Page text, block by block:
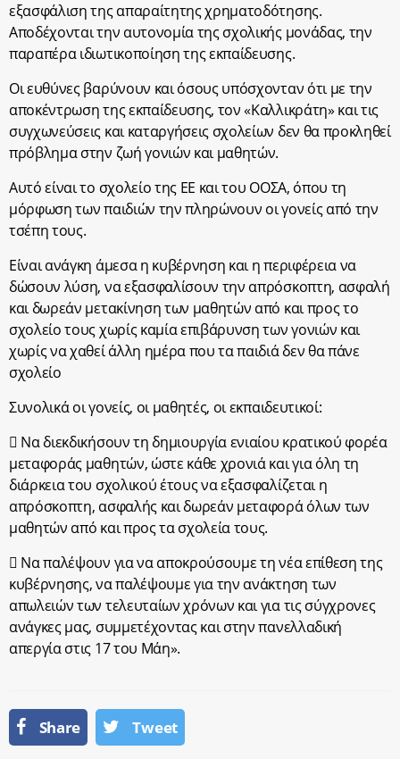
εξασφάλιση της απαραίτητης χρηματοδότησης.
Αποδέχονται την αυτονομία της σχολικής μονάδας, την
παραπέρα ιδιωτικοποίηση της εκπαίδευσης.
Οι ευθύνες βαρύνουν και όσους υπόσχονταν ότι με την
αποκέντρωση της εκπαίδευσης, τον «Καλλικράτη» και τις
συγχωνεύσεις και καταργήσεις σχολείων δεν θα προκληθεί
πρόβλημα στην ζωή γονιών και μαθητών.
Αυτό είναι το σχολείο της ΕΕ και του ΟΟΣΑ, όπου τη
μόρφωση των παιδιών την πληρώνουν οι γονείς από την
τσέπη τους.
Είναι ανάγκη άμεσα η κυβέρνηση και η περιφέρεια να
δώσουν λύση, να εξασφαλίσουν την απρόσκοπτη, ασφαλή
και δωρεάν μετακίνηση των μαθητών από και προς το
σχολείο τους χωρίς καμία επιβάρυνση των γονιών και
χωρίς να χαθεί άλλη ημέρα που τα παιδιά δεν θα πάνε
σχολείο
Συνολικά οι γονείς, οι μαθητές, οι εκπαιδευτικοί:
 Να διεκδικήσουν τη δημιουργία ενιαίου κρατικού φορέα
μεταφοράς μαθητών, ώστε κάθε χρονιά και για όλη τη
διάρκεια του σχολικού έτους να εξασφαλίζεται η
απρόσκοπτη, ασφαλής και δωρεάν μεταφορά όλων των
μαθητών από και προς τα σχολεία τους.
 Να παλέψουν για να αποκρούσουμε τη νέα επίθεση της
κυβέρνησης, να παλέψουμε για την ανάκτηση των
απωλειών των τελευταίων χρόνων και για τις σύγχρονες
ανάγκες μας, συμμετέχοντας και στην πανελλαδική
απεργία στις 17 του Μάη».
Share Tweet